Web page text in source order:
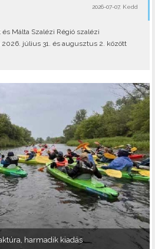
2026-07-07, Kedd
Málta Szalézi Régió szalézi
2026. július 31. és augusztus 2. között
harmadik kiadás